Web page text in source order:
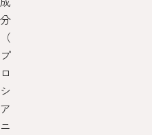
分
（
プ
ロ
シ
ア
ニ